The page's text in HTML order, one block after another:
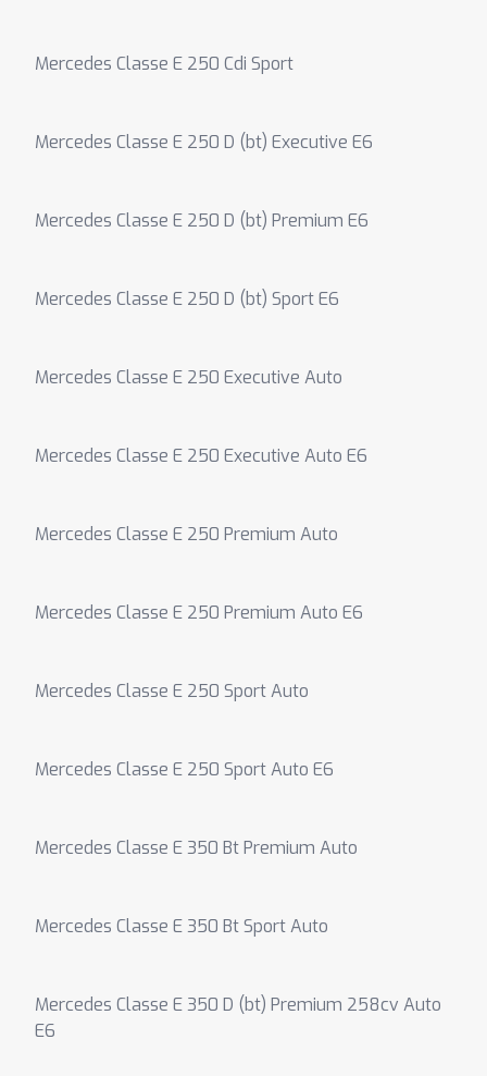
Mercedes Classe E 250 Cdi Sport
Mercedes Classe E 250 D (bt) Executive E6
Mercedes Classe E 250 D (bt) Premium E6
Mercedes Classe E 250 D (bt) Sport E6
Mercedes Classe E 250 Executive Auto
Mercedes Classe E 250 Executive Auto E6
Mercedes Classe E 250 Premium Auto
Mercedes Classe E 250 Premium Auto E6
Mercedes Classe E 250 Sport Auto
Mercedes Classe E 250 Sport Auto E6
Mercedes Classe E 350 Bt Premium Auto
Mercedes Classe E 350 Bt Sport Auto
Mercedes Classe E 350 D (bt) Premium 258cv Auto
E6